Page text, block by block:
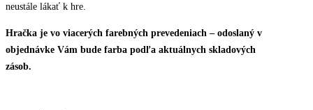
neustále lákať k hre.
Hračka je vo viacerých farebných prevedeniach – odoslaný v
objednávke Vám bude farba podľa aktuálnych skladových
zásob.